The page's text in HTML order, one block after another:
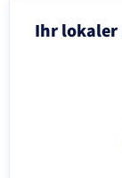
Ihr lokaler